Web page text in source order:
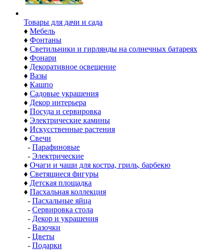
Товары для дачи и сада
♦ Мебель
♦ Фонтаны
♦ Светильники и гирлянды на солнечных батареях
♦ Фонари
♦ Декоративное освещение
♦ Вазы
♦ Кашпо
♦ Садовые украшения
♦ Декор интерьера
♦ Посуда и сервировка
♦ Электрические камины
♦ Искусственные растения
♦ Свечи
- Парафиновые
- Электрические
♦ Очаги и чаши для костра, гриль, барбекю
♦ Светящиеся фигуры
♦ Детская площадка
♦ Пасхальная коллекция
- Пасхальные яйца
- Сервировка стола
- Декор и украшения
- Вазочки
- Цветы
- Подарки